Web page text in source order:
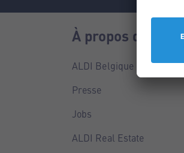
À propos de nous
ALDI Belgique
Presse
Jobs
ALDI Real Estate